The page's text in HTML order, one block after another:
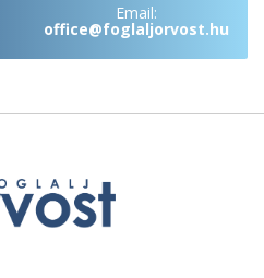
Email:
office@foglaljorvost.hu